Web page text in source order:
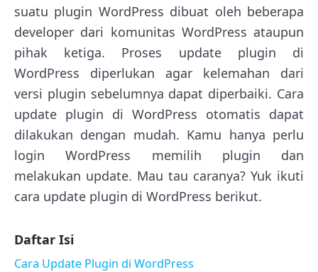
suatu plugin WordPress dibuat oleh beberapa
developer dari komunitas WordPress ataupun
pihak ketiga. Proses update plugin di
WordPress diperlukan agar kelemahan dari
versi plugin sebelumnya dapat diperbaiki. Cara
update plugin di WordPress otomatis dapat
dilakukan dengan mudah. Kamu hanya perlu
login WordPress memilih plugin dan
melakukan update. Mau tau caranya? Yuk ikuti
cara update plugin di WordPress berikut.
Daftar Isi
Cara Update Plugin di WordPress